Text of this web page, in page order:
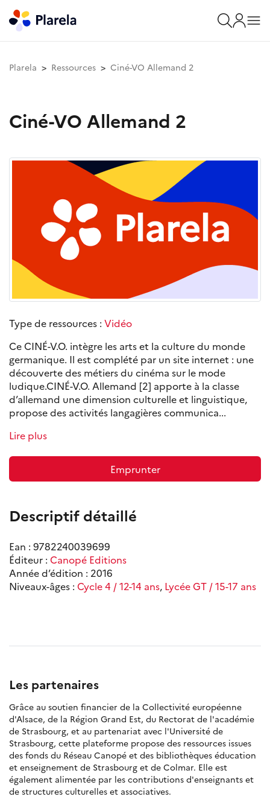
Plarela Ressources Ciné-VO Allemand 2
Ciné-VO Allemand 2
Type de ressources : Vidéo
Ce CINÉ-V.O. intègre les arts et la culture du monde
germanique. Il est complété par un site internet : une
découverte des métiers du cinéma sur le mode
ludique.CINÉ-V.O. Allemand [2] apporte à la classe
d’allemand une dimension culturelle et linguistique,
propose des activités langagières communica...
Lire plus
Emprunter
Descriptif détaillé
Ean : 9782240039699
Éditeur : Canopé Editions
Année d’édition : 2016
Niveaux-âges : Cycle 4 / 12-14 ans, Lycée GT / 15-17 ans
Les partenaires
Grâce au soutien financier de la Collectivité européenne
d'Alsace, de la Région Grand Est, du Rectorat de l'académie
de Strasbourg, et au partenariat avec l'Université de
Strasbourg, cette plateforme propose des ressources issues
des fonds du Réseau Canopé et des bibliothèques éducation
et enseignement de Strasbourg et de Colmar. Elle est
également alimentée par les contributions d'enseignants et
de structures culturelles et associatives.